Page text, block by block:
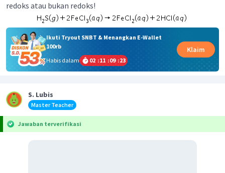
redoks atau bukan redoks!
Ikuti Tryout SNBT & Menangkan E-Wallet
100rb
Habis dalam
02 :11 :09 :23
Klaim
S. Lubis
Master Teacher
Jawaban terverifikasi